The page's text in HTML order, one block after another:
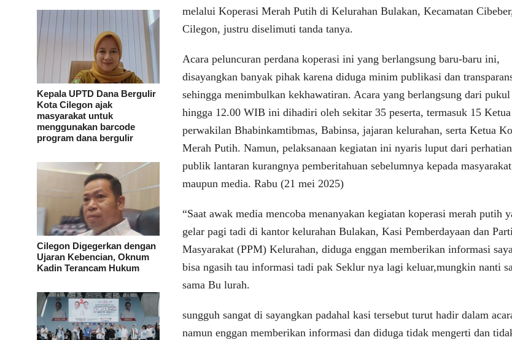
Kepala UPTD Dana Bergulir
Kota Cilegon ajak
masyarakat untuk
menggunakan barcode
program dana bergulir
Cilegon Digegerkan dengan
Ujaran Kebencian, Oknum
Kadin Terancam Hukum
melalui Koperasi Merah Putih di Kelurahan Bulakan, Kecamatan
Cilegon, justru diselimuti tanda tanya.
Acara peluncuran perdana koperasi ini yang berlangsung baru-baru ini,
disayangkan banyak pihak karena diduga minim publikasi dan
sehingga menimbulkan kekhawatiran. Acara yang berlangsung dari
hingga 12.00 WIB ini dihadiri oleh sekitar 35 peserta, termasuk 15
perwakilan Bhabinkamtibmas, Babinsa, jajaran kelurahan, serta Ketua
Merah Putih. Namun, pelaksanaan kegiatan ini nyaris luput dari perhatian
publik lantaran kurangnya pemberitahuan sebelumnya kepada masyarakat
maupun media. Rabu (21 mei 2025)
“Saat awak media mencoba menanyakan kegiatan koperasi merah putih
gelar pagi tadi di kantor kelurahan Bulakan, Kasi Pemberdayaan dan
Masyarakat (PPM) Kelurahan, diduga enggan memberikan informasi
bisa ngasih tau informasi tadi pak Seklur nya lagi keluar,mungkin nanti
sama Bu lurah.
sungguh sangat di sayangkan padahal kasi tersebut turut hadir dalam
namun enggan memberikan informasi dan diduga tidak mengerti dan